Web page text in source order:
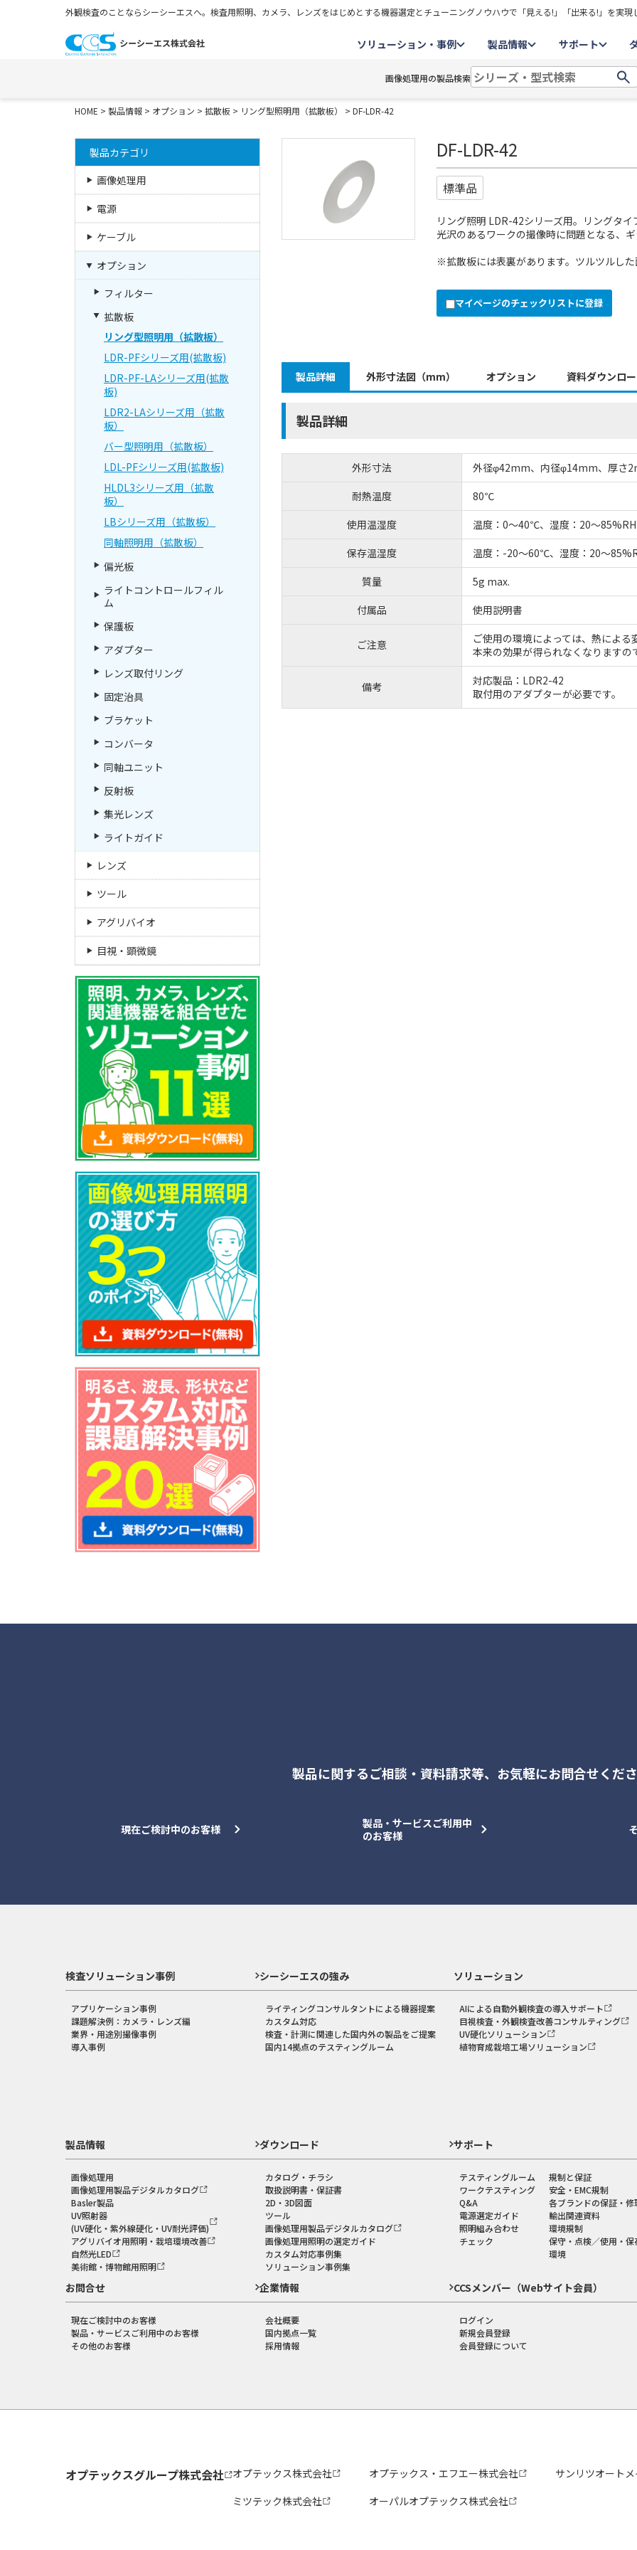
外観検査のことならシーシーエスへ。検査用照明、カメラ、レンズをはじめとする機器選定とチューニングノウハウで「見える!」「出来る!」を実現
ソリューション・事例 製品情報 サポート
画像処理用の製品検索
HOME > 製品情報 > オプション > 拡散板 > リング型照明用（拡散板） > DF-LDR-42
DF-LDR-42
標準品
リング照明 LDR-42シリーズ用。リングタイ
光沢のあるワークの撮像時に問題となる、
※拡散板には表裏があります。ツルツルし
マイページのチェックリストに登録
製品詳細 外形寸法図（mm） オプション 資料ダウンロ
製品詳細
外形寸法
外径φ42mm、内径φ14mm、厚さ
耐熱温度
80℃
使用温湿度
温度：0～40℃、湿度：20～85%RH
保存温湿度
温度：-20～60℃、湿度：20～
質量
5g max.
付属品
使用説明書
ご注意
ご使用の環境によっては、熱による
本来の効果が得られなくなりますの
備考
対応製品：LDR2-42
取付用のアダプターが必要です。
製品カテゴリ
画像処理用
電源
ケーブル
オプション
フィルター
拡散板
リング型照明用（拡散板）
LDR-PFシリーズ用(拡散板)
LDR-PF-LAシリーズ用(拡散
板)
LDR2-LAシリーズ用（拡散
板）
バー型照明用（拡散板）
LDL-PFシリーズ用(拡散板)
HLDL3シリーズ用（拡散
板）
LBシリーズ用（拡散板）
同軸照明用（拡散板）
偏光板
ライトコントロールフィル
ム
保護板
アダプター
レンズ取付リング
固定治具
ブラケット
コンバータ
同軸ユニット
反射板
集光レンズ
ライトガイド
レンズ
ツール
アグリバイオ
目視・顕微鏡
製品に関するご相談・資料請求等、 お気軽にお問合せくださ
現在ご検討中のお客様
製品・サービスご利用中
のお客様
検査ソリューション事例
アプリケーション事例
課題解決例：カメラ・レンズ編
業界・用途別撮像事例
導入事例
シーシーエスの強み
ライティングコンサルタントによる機器提案
カスタム対応
検査・計測に関連した国内外の製品をご提案
国内14拠点のテスティングルーム
ソリューション
AIによる自動外観検査の導入サポート
目視検査・外観検査改善コンサルティング
UV硬化ソリューション
植物育成栽培工場ソリューション
製品情報
画像処理用
画像処理用製品デジタルカタログ
Basler製品
UV照射器
(UV硬化・紫外線硬化・UV耐光評価)
アグリバイオ用照明・栽培環境改善
自然光LED
美術館・博物館用照明
ダウンロード
カタログ・チラシ
取扱説明書・保証書
2D・3D図面
ツール
画像処理用製品デジタルカタログ
画像処理用照明の選定ガイド
カスタム対応事例集
ソリューション事例集
サポート
テスティングルーム
ワークテスティング
Q&A
電源選定ガイド
照明組み合わせ
チェック
規制と保証
安全・EMC規制
各ブランドの保証・修
輸出関連資料
環境規制
保守・点検／使用・保
環境
お問合せ
現在ご検討中のお客様
製品・サービスご利用中のお客様
その他のお客様
企業情報
会社概要
国内拠点一覧
採用情報
CCSメンバー（Webサイト会員）
ログイン
新規会員登録
会員登録について
オプテックスグループ株式会社 オプテックス株式会社 オプテックス・エフエー株式会社
サンリツオート
ミツテック株式会社
オーパルオプテックス株式会社